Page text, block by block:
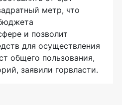
метр, что
и позволит
для осуществления
общего пользования,
заявили горвласти.